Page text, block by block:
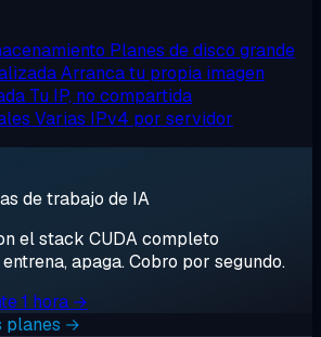
Planes de disco grande
Arranca tu propia imagen
Tu IP, no compartida
Varias IPv4 por servidor
de trabajo de IA
el stack CUDA completo
apaga. Cobro por segundo.
1 hora →
planes →